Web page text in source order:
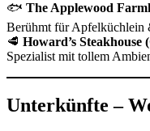
🐟 The Applewood
Berühmt für Apfelküchlein
🥩 Howard’s
Spezialist mit tollem
Unterkünfte –